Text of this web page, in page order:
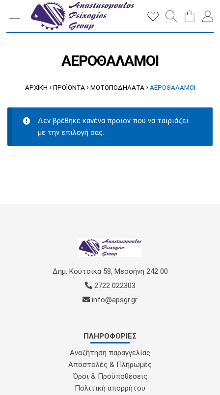
ΑΕΡΟΘΑΛΑΜΟΙ
ΑΡΧΙΚΉ › ΠΡΟΪΌΝΤΑ › ΜΟΤΟΠΟΔΗΛΑΤΑ › ΑΕΡΟΘΑΛΑΜΟΙ
Δεν βρέθηκε κανένα προϊόν που να ταιριάζει
με την επιλογή σας.
Δημ. Κούτσικα 58, Μεσσήνη 242 00
2722 022303
info@apsgr.gr
ΠΛΗΡΟΦΟΡΊΕΣ
Αναζήτηση παραγγελίας
Αποστολές & Πληρωμές
Όροι & Προϋποθέσεις
Πολιτική απορρήτου